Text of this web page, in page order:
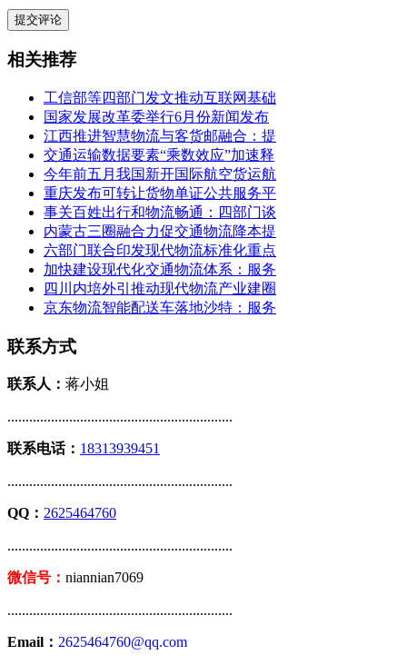
相关推荐
工信部等四部门发文推动互联网基础
国家发展改革委举行6月份新闻发布
江西推进智慧物流与客货邮融合：提
交通运输数据要素“乘数效应”加速释
今年前五月我国新开国际航空货运航
重庆发布可转让货物单证公共服务平
事关百姓出行和物流畅通：四部门谈
内蒙古三圈融合力促交通物流降本提
六部门联合印发现代物流标准化重点
加快建设现代化交通物流体系：服务
四川内培外引推动现代物流产业建圈
京东物流智能配送车落地沙特：服务
联系方式
联系人： 蒋小姐
..............................................................
联系电话： 18313939451
..............................................................
QQ： 2625464760
..............................................................
微信号： niannian7069
..............................................................
Email： 2625464760@qq.com